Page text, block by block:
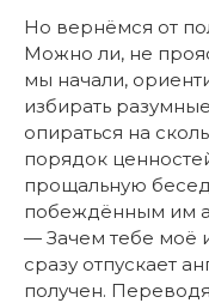
Но вернёмся от
Можно ли, не
мы начали,
избирать
опираться на
порядок
прощальную
побеждённым им
— Зачем тебе моё
сразу отпускает
получен.